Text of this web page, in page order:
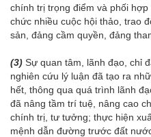
chính trị trọng điểm và phối
chức nhiều cuộc hội thảo, trao
sản, đảng cầm quyền, đảng
(3) Sự quan tâm, lãnh đạo, chỉ
nghiên cứu lý luận đã tạo ra
hết, thông qua quá trình lãnh
đã nâng tầm trí tuệ, nâng cao
chính trị, tư tưởng; thực hiện
mệnh dẫn đường trước đất